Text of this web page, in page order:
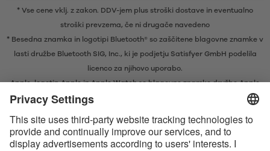
* Vse cene vklj. z zakon. DDV-jem plus stroški dostave in eventualno
stroški prevzema, če ni drugače navedeno
* Besedna znamka in logotipi Bluetooth® so zaščitene blagovne znamke v
lasti družbe Bluetooth SIG, Inc., ki je podjetju Satisfyer GmbH podelila
licenco za njihovo uporabo.
Apple, logotip Apple in Apple Watch so blagovne znamke družbe Apple
Inc. Google Play in logotip Google Play sta blagovni znamki družbe
Apple, Apple-logotypen och Apple Watch är varumärken tillhörande
Apple Inc. Google Play och Google Play-logotypen är varumärken som